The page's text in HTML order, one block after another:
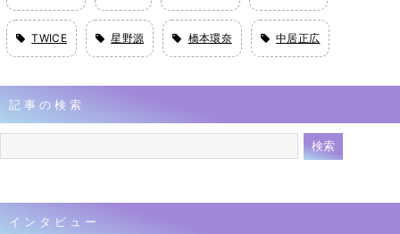
TWICE 星野源 橋本環奈 中居正広
記事の検索
インタビュー